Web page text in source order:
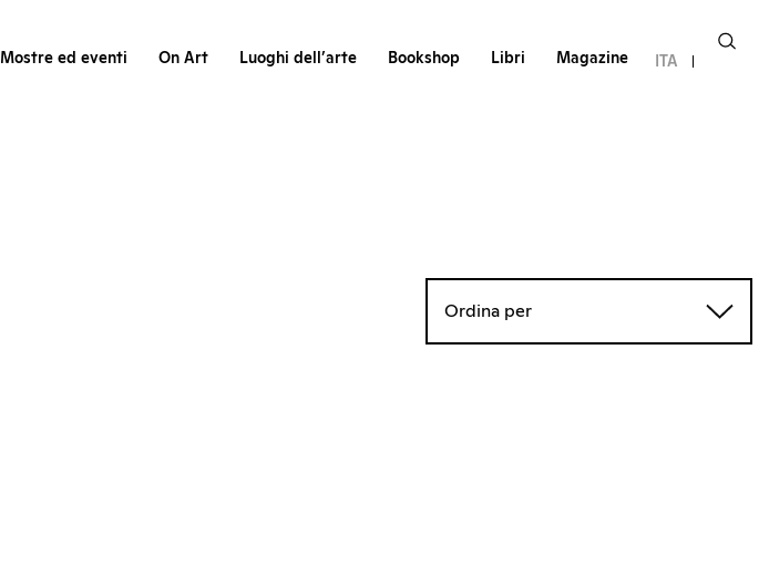
Mostre ed eventi On Art Luoghi dell’arte Bookshop Libri Magazine ITA
Ordina per